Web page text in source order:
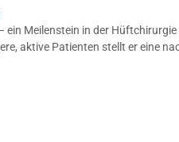
ein Meilenstein in der
aktive Patienten stellt er eine